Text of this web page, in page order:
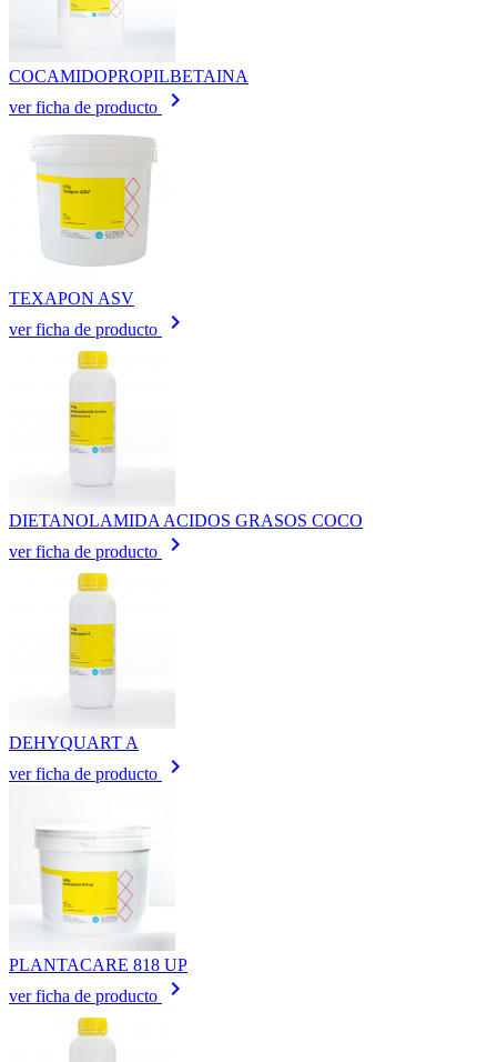
COCAMIDOPROPILBETAINA
ver ficha de producto
keyboard_arrow_right
TEXAPON ASV
ver ficha de producto
keyboard_arrow_right
DIETANOLAMIDA ACIDOS GRASOS COCO
ver ficha de producto
keyboard_arrow_right
DEHYQUART A
ver ficha de producto
keyboard_arrow_right
PLANTACARE 818 UP
ver ficha de producto
keyboard_arrow_right